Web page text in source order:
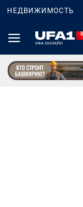
НЕДВИЖИМОСТЬ